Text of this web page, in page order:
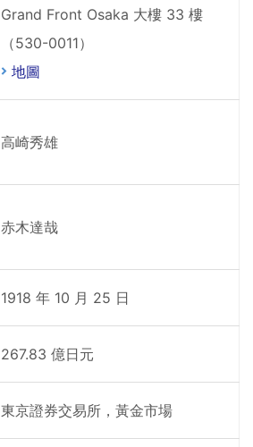
Grand Front Osaka 大樓 33 樓
（530-0011）
地圖
高崎秀雄
赤木達哉
1918 年 10 月 25 日
267.83 億日元
東京證券交易所，黃金市場